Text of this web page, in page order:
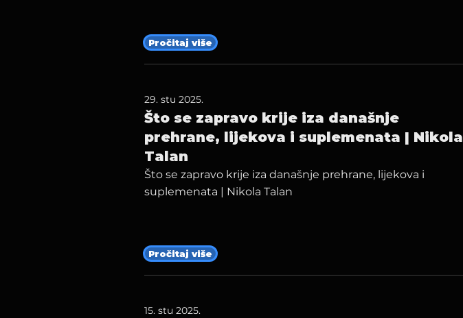
Pročitaj više
29. stu 2025.
Što se zapravo krije iza današnje
prehrane, lijekova i suplemenata | Nikola
Talan
Što se zapravo krije iza današnje prehrane, lijekova i
suplemenata | Nikola Talan
Pročitaj više
15. stu 2025.